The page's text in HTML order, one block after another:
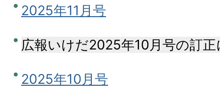
2025年11月号
広報いけだ2025年10月号の訂
2025年10月号